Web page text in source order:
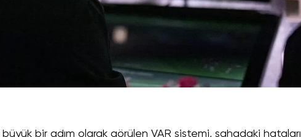
bir adım olarak görülen VAR sistemi, sahadaki hataları